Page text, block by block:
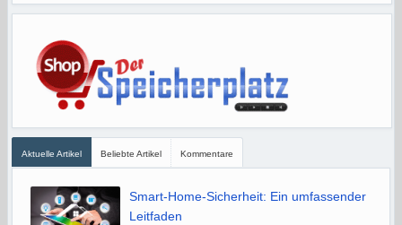
Aktuelle Artikel Beliebte Artikel Kommentare
Smart-Home-Sicherheit: Ein umfassender
Leitfaden